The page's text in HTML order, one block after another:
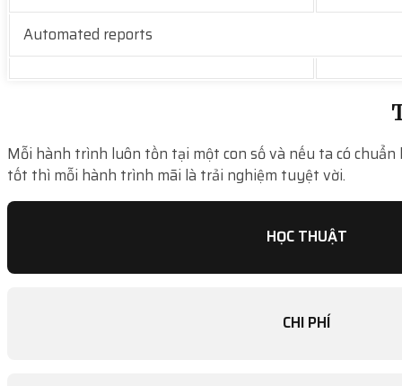
Automated reports
Mỗi hành trình luôn tồn tại một con số và nếu ta có chuẩn
tốt thì mỗi hành trình mãi là trải nghiệm tuyệt vời.
HỌC THUẬT
CHI PHÍ